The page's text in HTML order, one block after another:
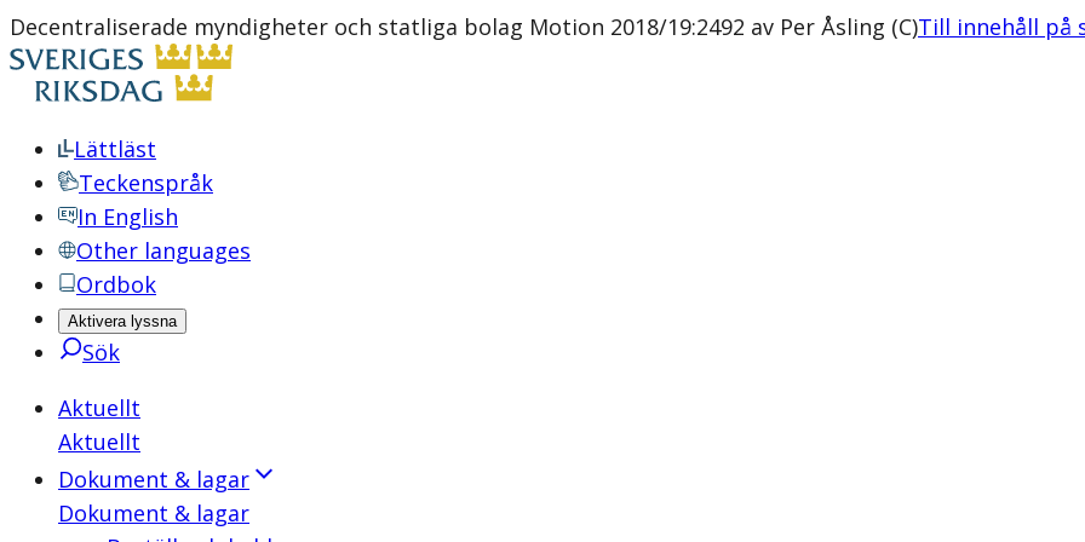
Decentraliserade myndigheter och statliga bolag Motion 2018/19:2492 av Per Åsling (C)Till innehåll på
Lättläst
Teckenspråk
In English
Other languages
Ordbok
Aktivera lyssna
Sök
Aktuellt
Aktuellt
Dokument & lagar
Dokument & lagar